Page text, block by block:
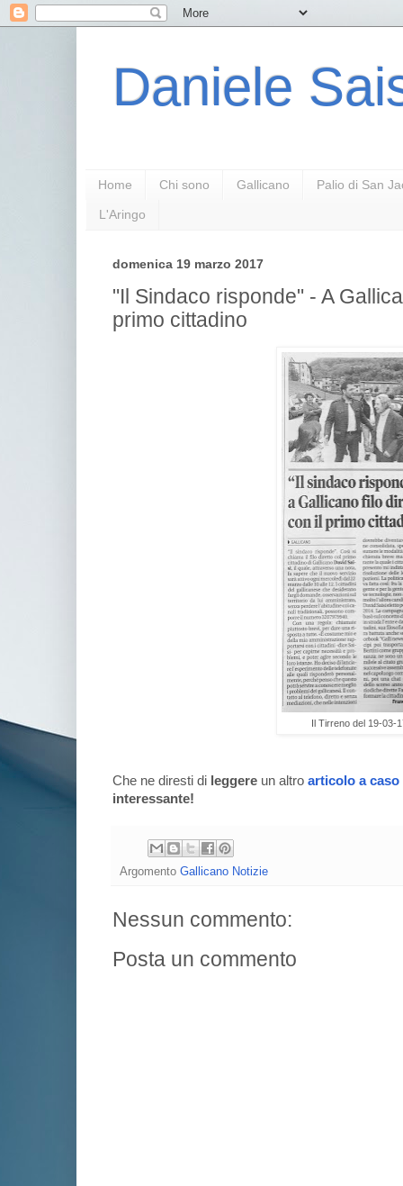
Daniele
Home Chi sono Gallicano Palio di San
L'Aringo
domenica 19 marzo 2017
"Il Sindaco risponde" - A
primo cittadino
Il Tirreno del 19-03-
Che ne diresti di leggere un altro articolo a caso
interessante!
Argomento Gallicano Notizie
Nessun commento:
Posta un commento